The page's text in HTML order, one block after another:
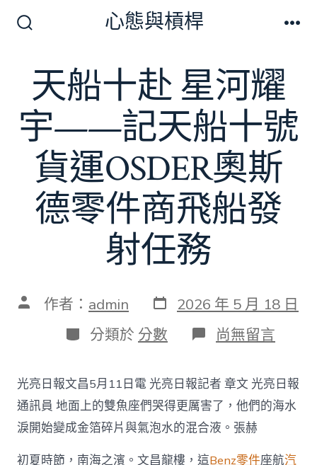
切
換
開
關
心態與槓桿
天船十赴 星河耀
宇——記天船十號
貨運OSDER奧斯
德零件商飛船發
射任務
文 作者： admin 發
表
日
期
2026 年 5 月 18 日
分
類
分類於 分數 在
〈天
十
赴
星
河
耀
尚無留言
光亮日報文昌5月11日電 光亮日報記者 章文 光亮日報
通訊員 地面上的雙魚座們哭得更厲害了，他們的海水
淚開始變成金箔碎片與氣泡水的混合液。張赫
初夏時節，南海之濱。文昌龍樓，這Benz零件座航汽